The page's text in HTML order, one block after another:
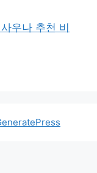
우나 추천 비